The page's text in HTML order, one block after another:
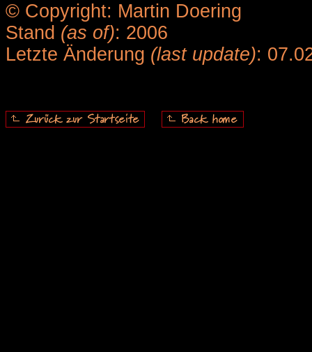
© Copyright: Martin Doering
Stand (as of): 2006
Letzte Änderung (last update):